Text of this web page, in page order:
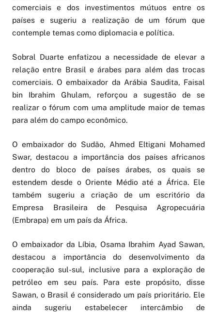
comerciais e dos investimentos mútuos entre os
países e sugeriu a realização de um fórum que
contemple temas como diplomacia e política.
Sobral Duarte enfatizou a necessidade de elevar a
relação entre Brasil e árabes para além das trocas
comerciais. O embaixador da Arábia Saudita, Faisal
bin Ibrahim Ghulam, reforçou a sugestão de se
realizar o fórum com uma amplitude maior de temas
para além do campo econômico.
O embaixador do Sudão, Ahmed Eltigani Mohamed
Swar, destacou a importância dos países africanos
dentro do bloco de países árabes, os quais se
estendem desde o Oriente Médio até a África. Ele
também sugeriu a criação de um escritório da
Empresa Brasileira de Pesquisa Agropecuária
(Embrapa) em um país da África.
O embaixador da Líbia, Osama Ibrahim Ayad Sawan,
destacou a importância do desenvolvimento da
cooperação sul-sul, inclusive para a exploração de
petróleo em seu país. Para este propósito, disse
Sawan, o Brasil é considerado um país prioritário. Ele
ainda sugeriu estabelecer intercâmbio de